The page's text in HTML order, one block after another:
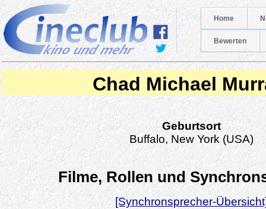
Home
Bewerten
Chad Michael
Geburtsort
Buffalo, New York (USA)
Filme, Rollen und
[Synchronsprecher-